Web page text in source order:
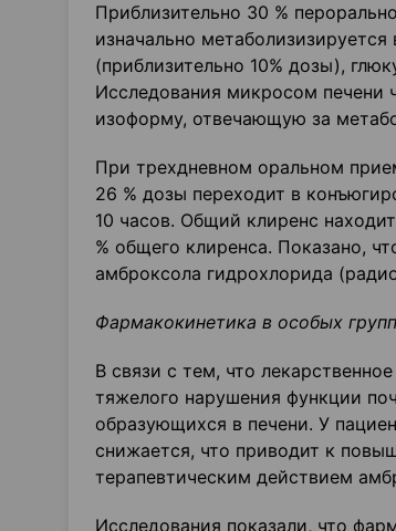
Приблизительно 30 %
изначально
(приблизительно 10% дозы),
Исследования микросом печени
изоформу, отвечающую за
При трехдневном оральном
26 % дозы переходит в
10 часов. Общий клиренс
% общего клиренса. Показано,
амброксола гидрохлорида
Фармакокинетика в особых
В связи с тем, что
тяжелого нарушения функции
образующихся в печени. У
снижается, что приводит к
терапевтическим действием
Исследования показали, что